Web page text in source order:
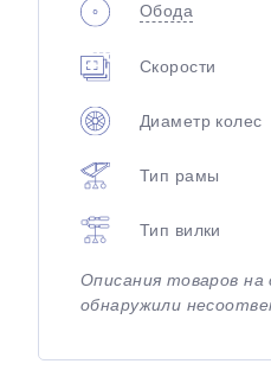
Обода
Скорости
Диаметр колес
Тип рамы
Тип вилки
Описания товаров
обнаружили